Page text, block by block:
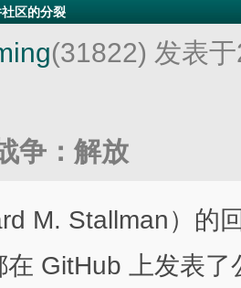
区的分裂
(31822) 发表
争：解放
M. Stallman）的
在 GitHub 上发表